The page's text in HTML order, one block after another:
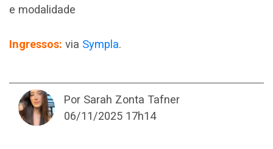
e modalidade
Ingressos: via Sympla.
Por Sarah Zonta Tafner
06/11/2025 17h14